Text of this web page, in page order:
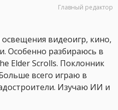
Главный редактор
видеоигр, кино,
Особенно разбираюсь в
Elder Scrolls. Поклонник
всего играю в
Изучаю ИИ и